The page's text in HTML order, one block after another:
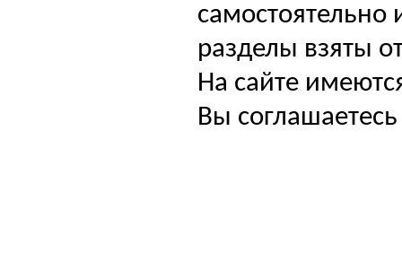
самостоятельно
разделы взяты
На сайте
Вы